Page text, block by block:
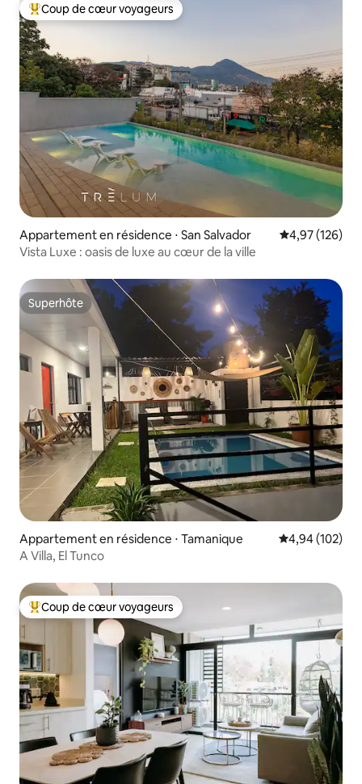
Coups de cœur voyageurs les plus appréciés
Coup de cœur voyageurs
Appartement en résidence ⋅ San Salvador Évaluation
4,97 (126)
Vista Luxe : oasis de luxe au cœur de la ville
Superhôte
Superhôte
Appartement en résidence ⋅ Tamanique Évaluation
4,94 (102)
A Villa, El Tunco
Coups de cœur voyageurs les plus appréciés
Coup de cœur voyageurs